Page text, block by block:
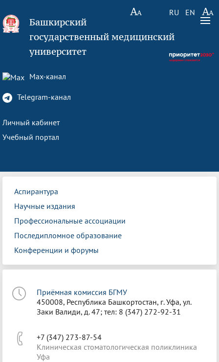
RU EN
Башкирский
государственный медицинский
университет
Max-канал
Telegram-канал
Личный кабинет
Учебный портал
Аспирантура
Научные издания
Профессиональные ассоциации
Последипломное образование
Конференции и форумы
Приёмная комиссия БГМУ
450008, Республика Башкортостан, г. Уфа, ул.
Заки Валиди, д. 47; тел: 8 (347) 272-92-31
+7 (347) 273-87-54
Клиническая стоматологическая поликлиника
Уфа